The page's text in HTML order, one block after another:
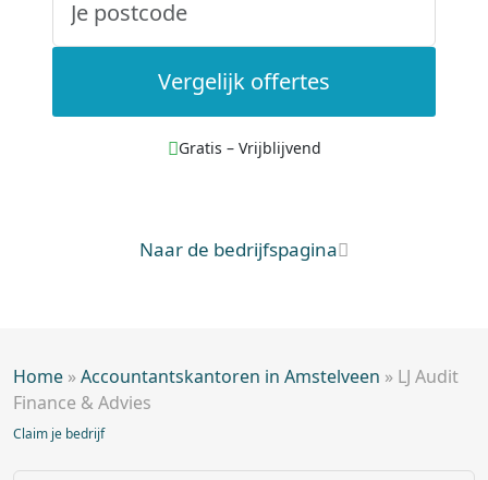
Vergelijk offertes
Gratis – Vrijblijvend
Naar de bedrijfspagina
Home »Accountantskantoren in Amstelveen » LJ Audit
Finance & Advies
Claim je bedrijf